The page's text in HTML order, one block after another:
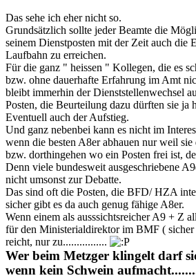
Das sehe ich eher nicht so.
Grundsätzlich sollte jeder Beamte die
seinem Dienstposten mit der Zeit auch die
Laufbahn zu erreichen.
Für die ganz " heissen " Kollegen, die es
bzw. ohne dauerhafte Erfahrung im Amt
bleibt immerhin der Dienststellenwechsel
Posten, die Beurteilung dazu dürften sie ja
Eventuell auch der Aufstieg.
Und ganz nebenbei kann es nicht im
wenn die besten A8er abhauen nur weil
bzw. dorthingehen wo ein Posten frei ist,
Denn viele bundesweit ausgeschriebene
nicht umsonst zur Debatte.
Das sind oft die Posten, die BFD/ HZA
sicher gibt es da auch genug fähige A8er.
Wenn einem als ausssichtsreicher A9 + Z
für den Ministerialdirektor im BMF ( sicher
reicht, nur zu................
Wer beim Metzger klingelt darf
wenn kein Schwein